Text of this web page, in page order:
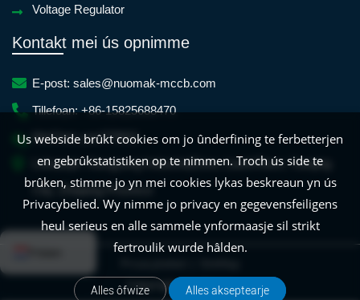
Us webside brûkt cookies om jo ûnderfining te ferbetterjen
en gebrûkstatistiken op te nimmen. Troch ús side te
brûken, stimme jo yn mei cookies lykas beskreaun yn ús
Privacybelied. Wy nimme jo privacy en gegevensfeiligens
heul serieus en alle sammele ynformaasje sil strikt
fertroulik wurde hâlden.
Alles ôfwize Alles akseptearje
English French Dutch Croatian
Voltage Regulator
Kontakt mei ús opnimme
E-post: sales@nuomak-mccb.com
Tillefoan:+86-15825688470
WeChat: yan779931
Lokaasje:Xiangyang IndustrialZone, LiushiTown, Yueqing
City, Zhejiang Province
Copyright NUOMAK